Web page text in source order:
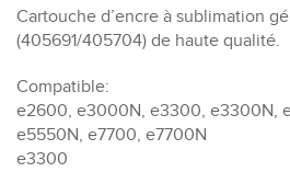
Cartouche d’encre à sublimation
(405691/405704) de haute qualité.
Compatible:
e2600, e3000N, e3300, e3300N,
e5550N, e7700, e7700N
e3300